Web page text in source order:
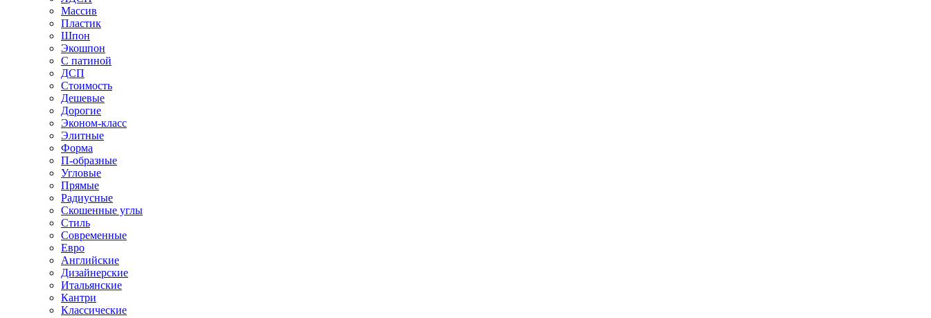
Массив
Пластик
Шпон
Экошпон
С патиной
ДСП
Стоимость
Дешевые
Дорогие
Эконом-класс
Элитные
Форма
П-образные
Угловые
Прямые
Радиусные
Скошенные углы
Стиль
Современные
Евро
Английские
Дизайнерские
Итальянские
Кантри
Классические